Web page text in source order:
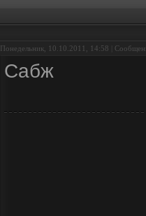
Понедельник, 10.10.2011, 14:58 |
Сабж